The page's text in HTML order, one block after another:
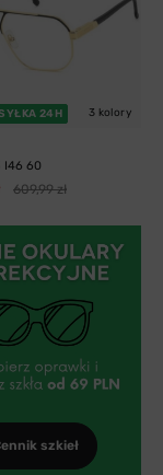
24H 3 kolory
I46 60
609,99 zł
szkieł